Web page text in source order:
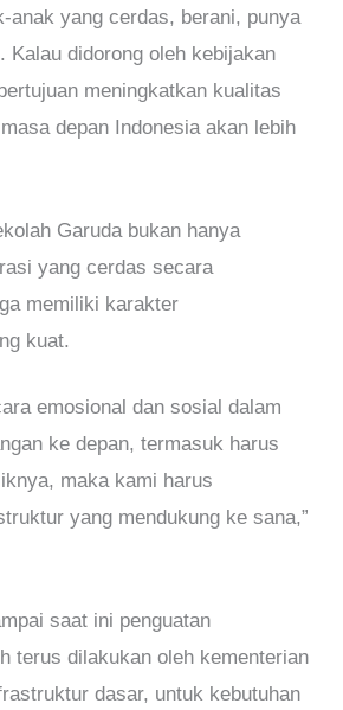
anak yang cerdas, berani, punya
Kalau didorong oleh kebijakan
meningkatkan kualitas
depan Indonesia akan lebih
Garuda bukan hanya
yang cerdas secara
memiliki karakter
kuat.
emosional dan sosial dalam
ke depan, termasuk harus
maka kami harus
yang mendukung ke sana,”
saat ini penguatan
terus dilakukan oleh kementerian
dasar, untuk kebutuhan